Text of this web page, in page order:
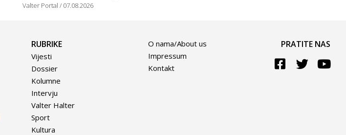
Valter Portal 07.08.2026
RUBRIKE
Vijesti
Dossier
Kolumne
Intervju
Valter Halter
Sport
Kultura
O nama/About us
Impressum
Kontakt
PRATITE NAS